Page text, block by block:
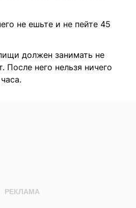
не ешьте и не пейте 45
должен занимать не
После него нельзя ничего